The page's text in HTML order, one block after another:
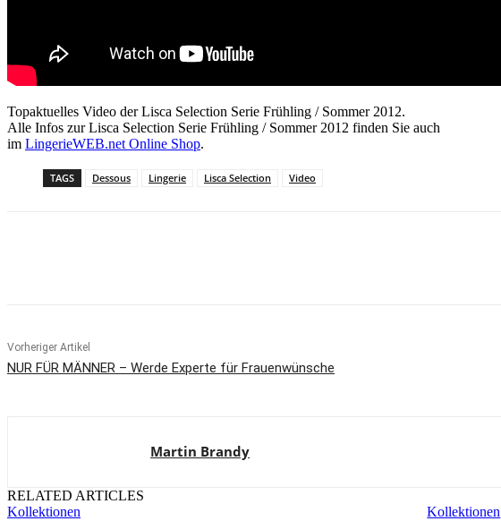
Topaktuelles Video der Lisca Selection Serie Frühling / Sommer 2012.
Alle Infos zur Lisca Selection Serie Frühling / Sommer 2012 finden Sie auch
im LingerieWEB.net Online Shop.
TAGS Dessous Lingerie Lisca Selection Video
Vorheriger Artikel
NUR FÜR MÄNNER – Werde Experte für Frauenwünsche
Martin Brandy
RELATED ARTICLES
Kollektionen
Kollektionen